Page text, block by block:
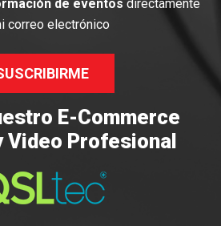
de eventos directamente
correo electrónico
E-Commerce
Video Profesional